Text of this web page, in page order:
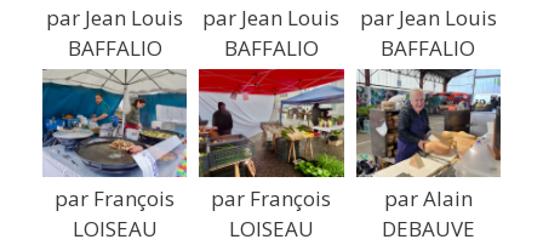
par Jean Louis
BAFFALIO
par Jean Louis
BAFFALIO
par Jean Louis
BAFFALIO
par François
LOISEAU
par François
LOISEAU
par Alain
DEBAUVE